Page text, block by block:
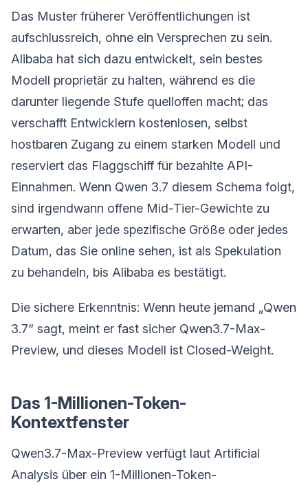
Das Muster früherer Veröffentlichungen ist
aufschlussreich, ohne ein Versprechen zu sein.
Alibaba hat sich dazu entwickelt, sein bestes
Modell proprietär zu halten, während es die
darunter liegende Stufe quelloffen macht; das
verschafft Entwicklern kostenlosen, selbst
hostbaren Zugang zu einem starken Modell und
reserviert das Flaggschiff für bezahlte API-
Einnahmen. Wenn Qwen 3.7 diesem Schema folgt,
sind irgendwann offene Mid-Tier-Gewichte zu
erwarten, aber jede spezifische Größe oder jedes
Datum, das Sie online sehen, ist als Spekulation
zu behandeln, bis Alibaba es bestätigt.
Die sichere Erkenntnis: Wenn heute jemand „Qwen
3.7“ sagt, meint er fast sicher Qwen3.7-Max-
Preview, und dieses Modell ist Closed-Weight.
Das 1-Millionen-Token-
Kontextfenster
Qwen3.7-Max-Preview verfügt laut Artificial
Analysis über ein 1-Millionen-Token-